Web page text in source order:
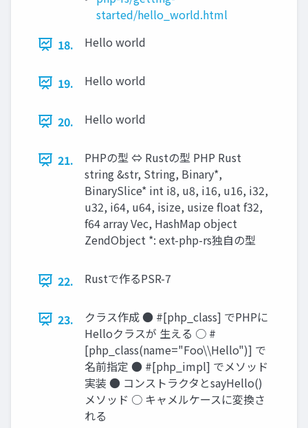
started/hello_world.html
18.
Hello world
19. Hello world
20. Hello world
21.
PHPの型 ⇔ Rustの型 PHP Rust
string &str, String, Binary*,
BinarySlice* int i8, u8, i16, u16, i32,
u32, i64, u64, isize, usize float f32,
f64 array Vec, HashMap object
ZendObject *: ext-php-rs独自の型
22. Rustで作るPSR-7
23.
クラス作成 ● #[php_class] でPHPに
Helloクラスが 生える ○ #
[php_class(name="Foo\\Hello")] で
名前指定 ● #[php_impl] でメソッド
実装 ● コンストラクタとsayHello()
メソッド ○ キャメルケースに変換さ
れる